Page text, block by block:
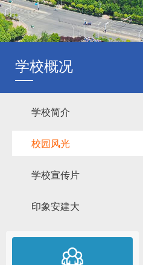
学校概况
学校简介
校园风光
学校宣传片
印象安建大